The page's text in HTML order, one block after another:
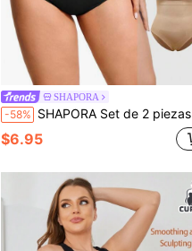
SHAPORA
-58% SHAPORA Set de 2 piezas de fajas sin costuras en talla grande color piel
$6.95